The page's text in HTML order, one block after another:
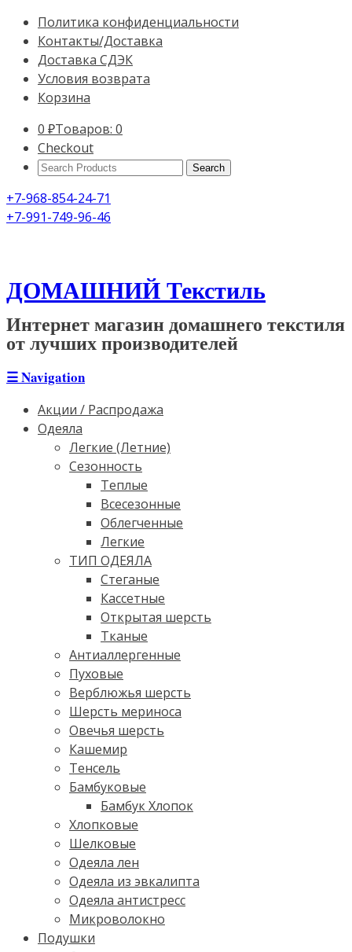
Политика конфиденциальности
Контакты/Доставка
Доставка СДЭК
Условия возврата
Корзина
0 ₽Товаров: 0
Checkout
Search
+7-968-854-24-71
+7-991-749-96-46
ДОМАШНИЙ Текстиль
Интернет магазин домашнего текстиля
от лучших производителей
☰Navigation
Акции / Распродажа
Одеяла
Легкие (Летние)
Сезонность
Теплые
Всесезонные
Облегченные
Легкие
ТИП ОДЕЯЛА
Стеганые
Кассетные
Открытая шерсть
Тканые
Антиаллергенные
Пуховые
Верблюжья шерсть
Шерсть мериноса
Овечья шерсть
Кашемир
Тенсель
Бамбуковые
Бамбук Хлопок
Хлопковые
Шелковые
Одеяла лен
Одеяла из эвкалипта
Одеяла антистресс
Микроволокно
Подушки